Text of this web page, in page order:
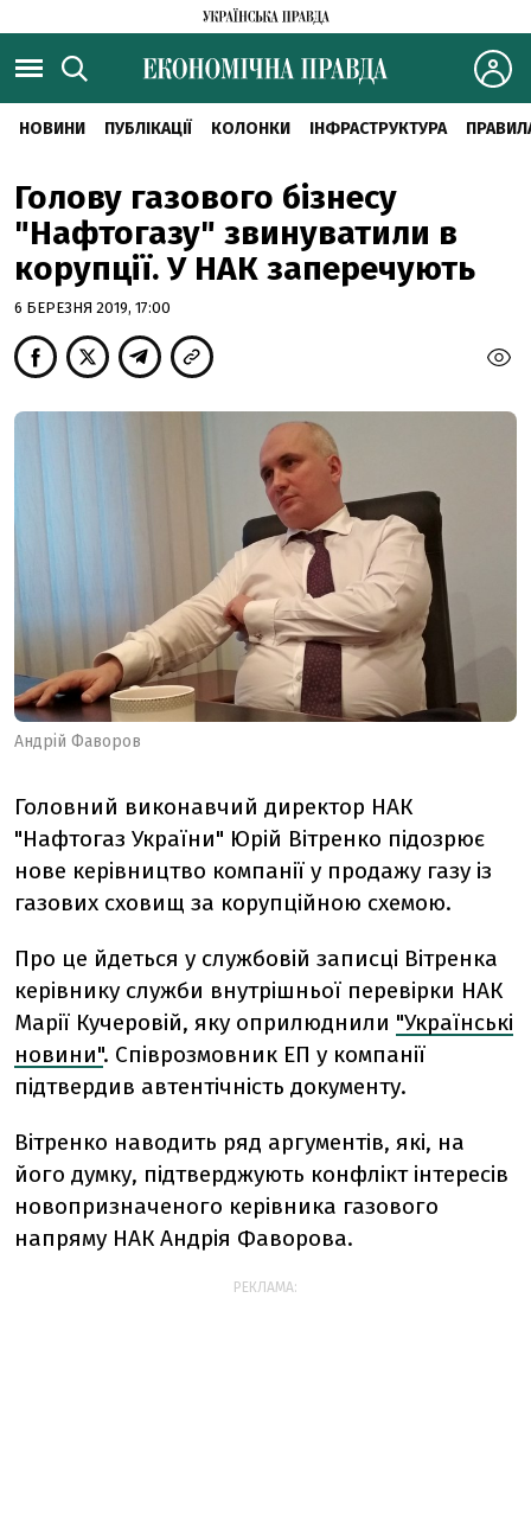
НОВИНИ ПУБЛІКАЦІЇ КОЛОНКИ ІНФРАСТРУКТУРА
Голову газового бізнесу
"Нафтогазу" звинуватили в
корупції. У НАК заперечують
6 БЕРЕЗНЯ 2019, 17:00
Андрій Фаворов
Головний виконавчий директор НАК
"Нафтогаз України" Юрій Вітренко підозрює
нове керівництво компанії у продажу газу із
газових сховищ за корупційною схемою.
Про це йдеться у службовій записці Вітренка
керівнику служби внутрішньої перевірки НАК
Марії Кучеровій, яку оприлюднили "Українські
новини". Співрозмовник ЕП у компанії
підтвердив автентічність документу.
Вітренко наводить ряд аргументів, які, на
його думку, підтверджують конфлікт інтересів
новопризначеного керівника газового
напряму НАК Андрія Фаворова.
РЕКЛАМА: